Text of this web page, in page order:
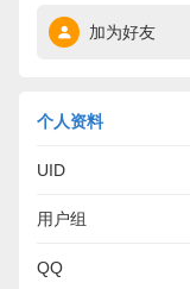
加为好友
个人资料
UID
用户组
QQ